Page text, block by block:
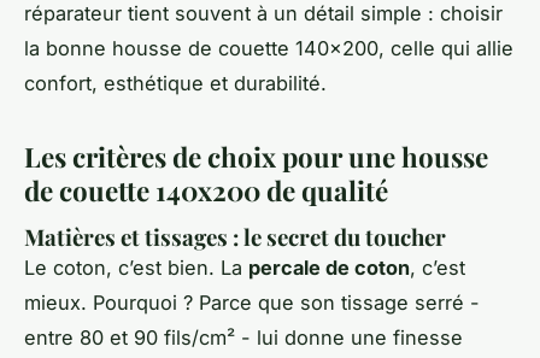
réparateur tient souvent à un détail simple : choisir
la bonne housse de couette 140x200, celle qui allie
confort, esthétique et durabilité.
Les critères de choix pour une housse
de couette 140x200 de qualité
Matières et tissages : le secret du toucher
Le coton, c’est bien. La percale de coton, c’est
mieux. Pourquoi ? Parce que son tissage serré -
entre 80 et 90 fils/cm² - lui donne une finesse